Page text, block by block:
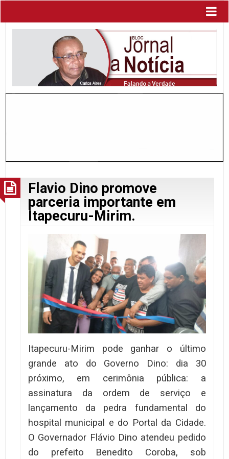
Flavio Dino promove
parceria importante em
Itapecuru-Mirim.
Itapecuru-Mirim pode ganhar o último
grande ato do Governo Dino: dia 30
próximo, em cerimônia pública: a
assinatura da ordem de serviço e
lançamento da pedra fundamental do
hospital municipal e do Portal da Cidade.
O Governador Flávio Dino atendeu pedido
do prefeito Benedito Coroba, sob